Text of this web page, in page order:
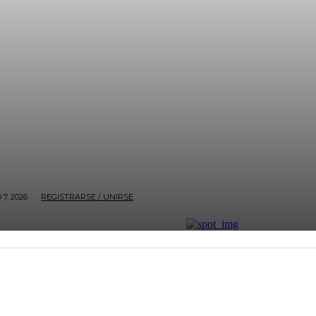
7, 2026 REGISTRARSE / UNIRSE